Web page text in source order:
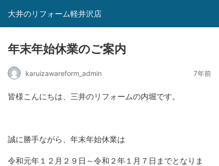
大井のリフォーム軽井沢店
年末年始休業のご案内
karuizawareform_admin 7年前
皆様こんにちは、三井のリフォームの内堀です。
誠に勝手ながら、年末年始休業は
令和元年１２月２９日～令和２年１月７日までとなりま